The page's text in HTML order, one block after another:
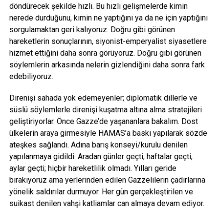
döndürecek şekilde hızlı. Bu hızlı gelişmelerde kimin
nerede durduğunu, kimin ne yaptığını ya da ne için yaptığını
sorgulamaktan geri kalıyoruz. Doğru gibi görünen
hareketlerin sonuçlarının, siyonist-emperyalist siyasetlere
hizmet ettiğini daha sonra görüyoruz. Doğru gibi görünen
söylemlerin arkasında nelerin gizlendiğini daha sonra fark
edebiliyoruz.
Direnişi sahada yok edemeyenler; diplomatik dillerle ve
süslü söylemlerle direnişi kuşatma altına alma stratejileri
geliştiriyorlar. Önce Gazze’de yaşananlara bakalım. Dost
ülkelerin araya girmesiyle HAMAS’a baskı yapılarak sözde
ateşkes sağlandı. Adına barış konseyi/kurulu denilen
yapılanmaya gidildi. Aradan günler geçti, haftalar geçti,
aylar geçti; hiçbir hareketlilik olmadı. Yılları geride
bırakıyoruz ama yerlerinden edilen Gazzelilerin çadırlarına
yönelik saldırılar durmuyor. Her gün gerçekleştirilen ve
suikast denilen vahşi katliamlar can almaya devam ediyor.